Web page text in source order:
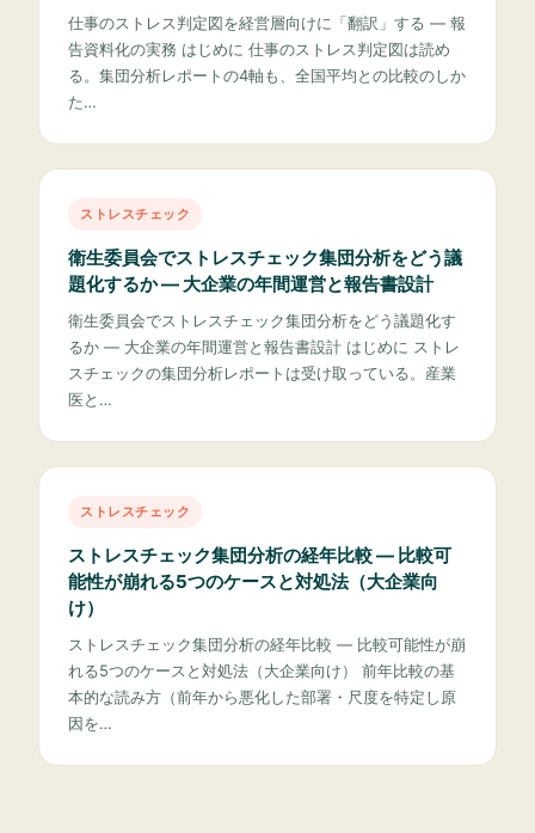
仕事のストレス判定図を経営層向けに「翻訳」する — 報
告資料化の実務 はじめに 仕事のストレス判定図は読め
る。集団分析レポートの4軸も、全国平均との比較のしか
た…
ストレスチェック
衛生委員会でストレスチェック集団分析をどう議
題化するか — 大企業の年間運営と報告書設計
衛生委員会でストレスチェック集団分析をどう議題化す
るか — 大企業の年間運営と報告書設計 はじめに ストレ
スチェックの集団分析レポートは受け取っている。産業
医と…
ストレスチェック
ストレスチェック集団分析の経年比較 — 比較可
能性が崩れる5つのケースと対処法（大企業向
け）
ストレスチェック集団分析の経年比較 — 比較可能性が崩
れる5つのケースと対処法（大企業向け） 前年比較の基
本的な読み方（前年から悪化した部署・尺度を特定し原
因を…